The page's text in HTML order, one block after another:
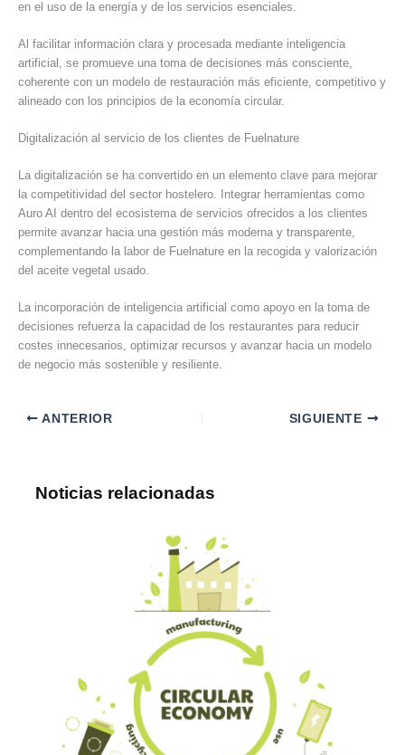
en el uso de la energía y de los servicios esenciales.
Al facilitar información clara y procesada mediante inteligencia
artificial, se promueve una toma de decisiones más consciente,
coherente con un modelo de restauración más eficiente, competitivo y
alineado con los principios de la economía circular.
Digitalización al servicio de los clientes de Fuelnature
La digitalización se ha convertido en un elemento clave para mejorar
la competitividad del sector hostelero. Integrar herramientas como
Auro AI dentro del ecosistema de servicios ofrecidos a los clientes
permite avanzar hacia una gestión más moderna y transparente,
complementando la labor de Fuelnature en la recogida y valorización
del aceite vegetal usado.
La incorporación de inteligencia artificial como apoyo en la toma de
decisiones refuerza la capacidad de los restaurantes para reducir
costes innecesarios, optimizar recursos y avanzar hacia un modelo
de negocio más sostenible y resiliente.
ANTERIOR SIGUIENTE
Noticias relacionadas